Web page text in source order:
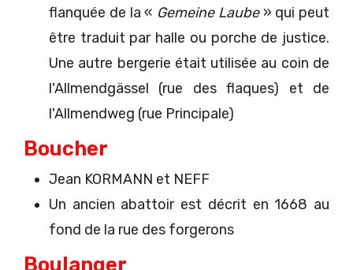
flanquée de la « Gemeine Laube» qui peut
être traduit par halle ou porche de justice.
Une autre bergerie était utilisée au coin de
l'Allmendgässel (rue des flaques) et de
l'Allmendweg (rue Principale)
Boucher
Jean KORMANN et NEFF
Un ancien abattoir est décrit en 1668 au
fond de la rue des forgerons
Boulanger